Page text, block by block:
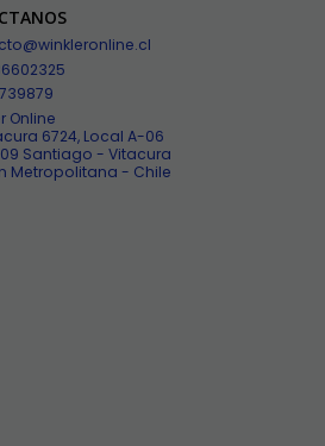
Online
6724, Local A-06
Santiago - Vitacura
Metropolitana - Chile